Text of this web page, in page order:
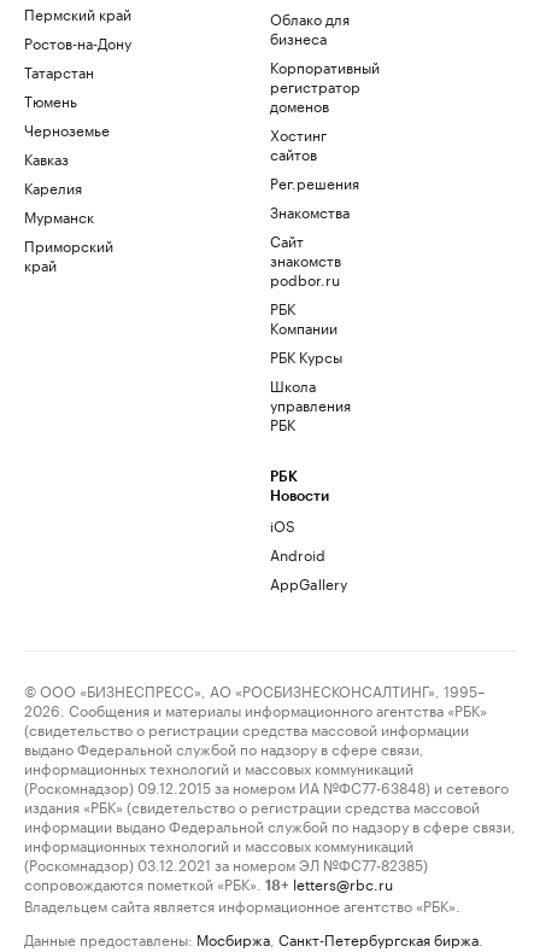
Пермский край
Ростов-на-Дону
Татарстан
Тюмень
Черноземье
Кавказ
Карелия
Мурманск
Приморский
край
Облако для
бизнеса
Корпоративный
регистратор
доменов
Хостинг
сайтов
Рег.решения
Знакомства
Сайт
знакомств
podbor.ru
РБК
Компании
РБК Курсы
Школа
управления
РБК
РБК
Новости
iOS
Android
AppGallery
© ООО «БИЗНЕСПРЕСС», АО «РОСБИЗНЕСКОНСАЛТИНГ», 1995–
2026. Сообщения и материалы информационного агентства «РБК»
(свидетельство о регистрации средства массовой информации
выдано Федеральной службой по надзору в сфере связи,
информационных технологий и массовых коммуникаций
(Роскомнадзор) 09.12.2015 за номером ИА №ФС77-63848) и сетевого
издания «РБК» (свидетельство о регистрации средства массовой
информации выдано Федеральной службой по надзору в сфере связи,
информационных технологий и массовых коммуникаций
(Роскомнадзор) 03.12.2021 за номером ЭЛ №ФС77-82385)
сопровождаются пометкой «РБК».
18+ letters@rbc.ru
Владельцем сайта является информационное агентство «РБК».
Данные предоставлены: Мосбиржа Санкт-Петербургская биржа